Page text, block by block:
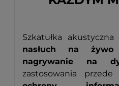
Szkatułka akustyczna
nasłuch na żywo
nagrywanie na
zastosowania przede